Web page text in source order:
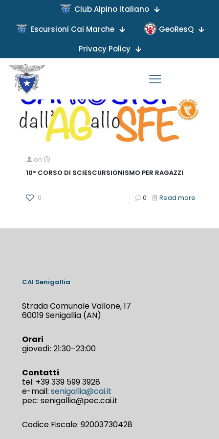
Club Alpino Italiano
Escursioni Cai Marche
GeoResQ
Privacy Policy
Categories Tags Authors Show all
on
10° CORSO DI SCIESCURSIONISMO PER RAGAZZI
0 0 Read more
CAI Senigallia
Strada Comunale Vallone, 17
60019 Senigallia (AN)
Orari
giovedì: 21:30–23:00
Contatti
tel: +39 339 599 3928
e-mail: senigallia@cai.it
pec: senigallia@pec.cai.it
Codice Fiscale: 92003730428